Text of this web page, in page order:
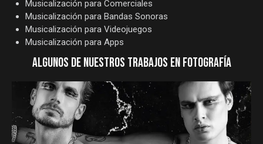
Musicalización para Comerciales
Musicalización para Bandas Sonoras
Musicalización para Videojuegos
Musicalización para Apps
ALGUNOS DE NUESTROS TRABAJOS EN FOTOGRAFÍA